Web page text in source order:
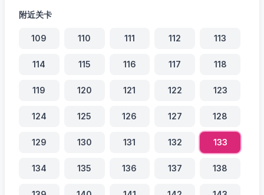
附近关卡
109 110 111 112 113
114 115 116 117 118
119 120 121 122 123
124 125 126 127 128
129 130 131 132 133
134 135 136 137 138